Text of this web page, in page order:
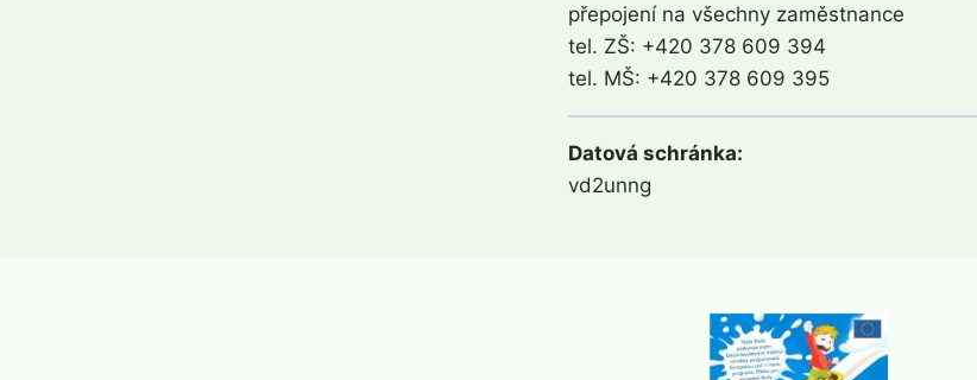
přepojení na všechny zaměstnance
tel. ZŠ: +420 378 609 394
tel. MŠ: +420 378 609 395
Datová schránka:
vd2unng